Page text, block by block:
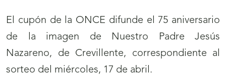
El cupón de la ONCE difunde el 75 aniversario
de la imagen de Nuestro Padre Jesús
Nazareno, de Crevillente, correspondiente al
sorteo del miércoles, 17 de abril.